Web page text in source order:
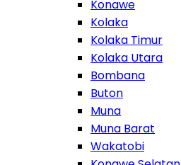
Konawe
Kolaka
Kolaka Timur
Kolaka Utara
Bombana
Buton
Muna
Muna Barat
Wakatobi